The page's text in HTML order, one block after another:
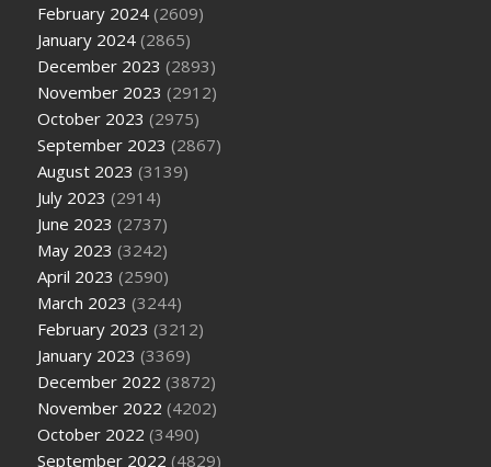
February 2024 (2609)
January 2024 (2865)
December 2023 (2893)
November 2023 (2912)
October 2023 (2975)
September 2023 (2867)
August 2023 (3139)
July 2023 (2914)
June 2023 (2737)
May 2023 (3242)
April 2023 (2590)
March 2023 (3244)
February 2023 (3212)
January 2023 (3369)
December 2022 (3872)
November 2022 (4202)
October 2022 (3490)
September 2022 (4829)